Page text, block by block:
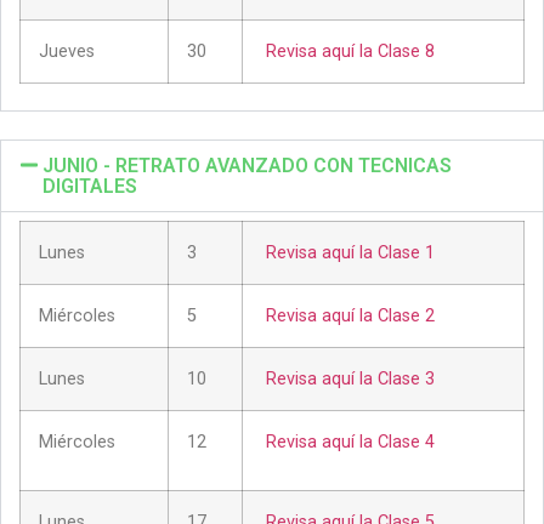
Jueves 30 Revisa aquí la Clase 8
JUNIO - RETRATO AVANZADO CON TECNICAS
DIGITALES
Lunes 3 Revisa aquí la Clase 1
Miércoles 5 Revisa aquí la Clase 2
Lunes 10 Revisa aquí la Clase 3
Miércoles 12 Revisa aquí la Clase 4